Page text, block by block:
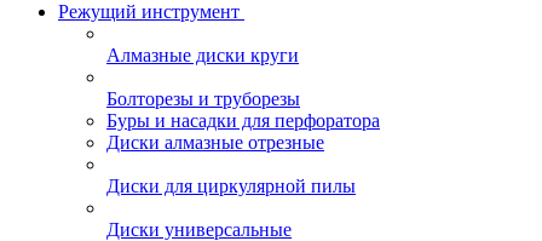
Режущий инструмент
Алмазные диски круги
Болторезы и труборезы
Буры и насадки для перфоратора
Диски алмазные отрезные
Диски для циркулярной пилы
Диски универсальные